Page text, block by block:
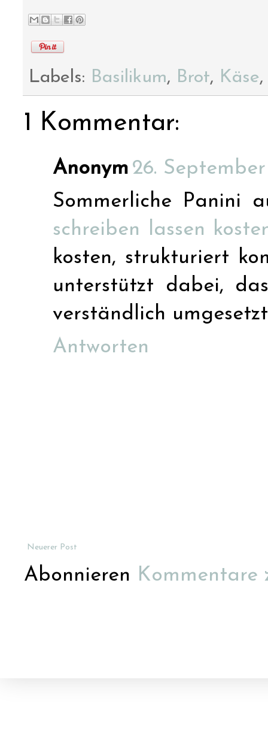
Labels: Basilikum, Brot, Käse
1 Kommentar:
Anonym 26.
Sommerliche Panini
schreiben lassen
kosten, strukturiert
unterstützt dabei,
verständlich
Antworten
Neuerer Post
Abonnieren Kommentare